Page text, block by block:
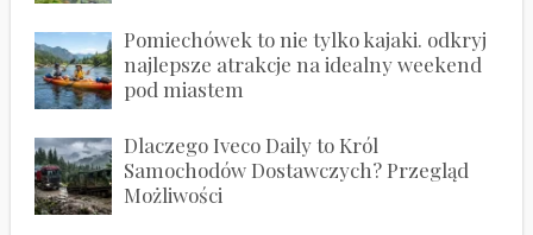
Pomiechówek to nie tylko kajaki. odkryj
najlepsze atrakcje na idealny weekend
pod miastem
Dlaczego Iveco Daily to Król
Samochodów Dostawczych? Przegląd
Możliwości